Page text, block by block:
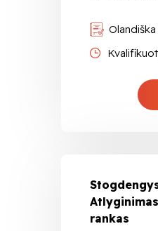
rankas